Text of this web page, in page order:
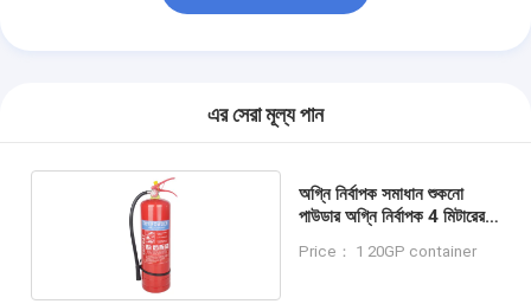
এর সেরা মূল্য পান
অগ্নি নির্বাপক সমাধান শুকনো
পাউডার অগ্নি নির্বাপক 4 মিটারের
Price： 1 20GP container